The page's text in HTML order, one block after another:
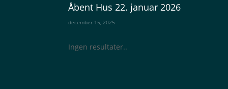
Åbent Hus 22. januar 2026
december 15, 2025
Ingen resultater..